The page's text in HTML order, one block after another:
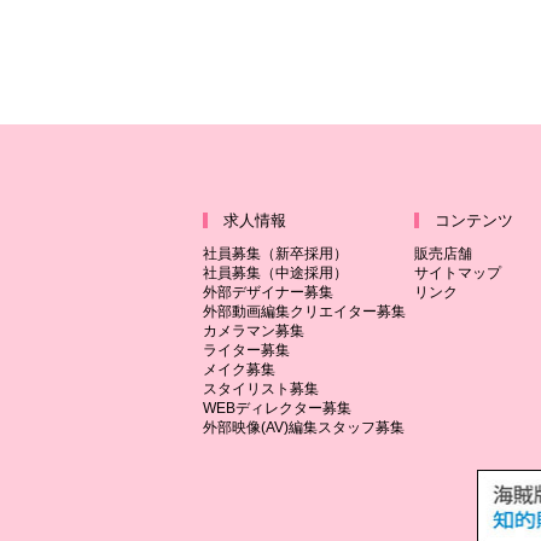
求人情報
社員募集（新卒採用）
社員募集（中途採用）
外部デザイナー募集
外部動画編集クリエイター募集
カメラマン募集
ライター募集
メイク募集
スタイリスト募集
WEBディレクター募集
外部映像(AV)編集スタッフ募集
コンテンツ
販売店舗
サイトマップ
リンク